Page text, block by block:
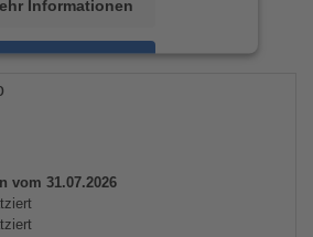
Informationen
Akzeptieren
by
vom 31.07.2026